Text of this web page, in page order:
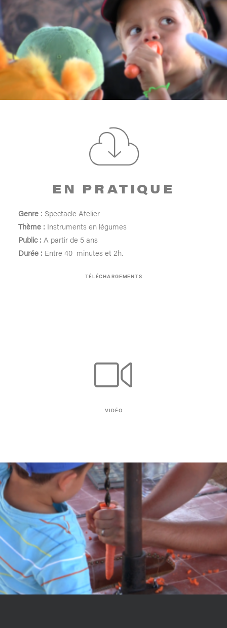
EN PRATIQUE
Genre : Spectacle Atelier
Thème : Instruments en légumes
Public : A partir de 5 ans
Durée : Entre 40 minutes et 2h.
TÉLÉCHARGEMENTS
VIDÉO